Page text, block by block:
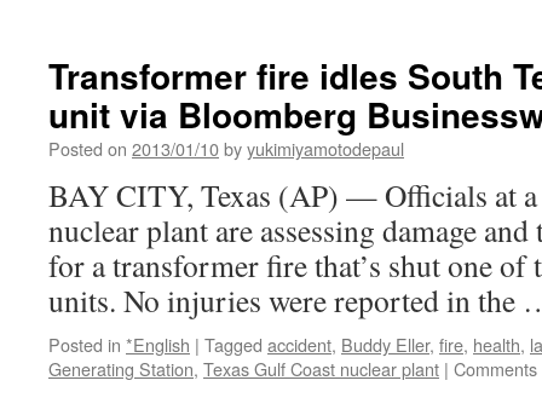
Transformer fire idles South
unit via Bloomberg
Posted on 2013/01/10byyukimiyamotodepaul
BAY CITY, Texas (AP) — Officials at a
nuclear plant are assessing damage
for a transformer fire that’s shut one of
units. No injuries were reported in
Posted in *English | Tagged accident, Buddy Eller, fire, health,
Generating Station, Texas Gulf Coast nuclear plant | Comments